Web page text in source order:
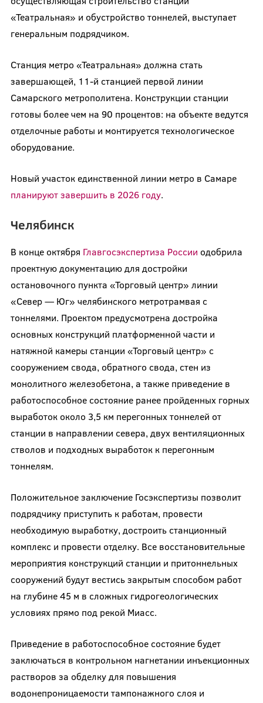
«Театральная» и обустройство тоннелей, выступает
генеральным подрядчиком.
Станция метро «Театральная» должна стать
завершающей, 11-й станцией первой линии
Самарского метрополитена. Конструкции станции
готовы более чем на 90 процентов: на объекте ведутся
отделочные работы и монтируется технологическое
оборудование.
Новый участок единственной линии метро в Самаре
планируют завершить в 2026 году.
Челябинск
В конце октября Главгосэкспертиза России одобрила
проектную документацию для достройки
остановочного пункта «Торговый центр» линии
«Север — Юг» челябинского метротрамвая с
тоннелями. Проектом предусмотрена достройка
основных конструкций платформенной части и
натяжной камеры станции «Торговый центр» с
сооружением свода, обратного свода, стен из
монолитного железобетона, а также приведение в
работоспособное состояние ранее пройденных горных
выработок около 3,5 км перегонных тоннелей от
станции в направлении севера, двух вентиляционных
стволов и подходных выработок к перегонным
тоннелям.
Положительное заключение Госэкспертизы позволит
подрядчику приступить к работам, провести
необходимую выработку, достроить станционный
комплекс и провести отделку. Все восстановительные
мероприятия конструкций станции и притоннельных
сооружений будут вестись закрытым способом работ
на глубине 45 м в сложных гидрогеологических
условиях прямо под рекой Миасс.
Приведение в работоспособное состояние будет
заключаться в контрольном нагнетании инъекционных
растворов за обделку для повышения
водонепроницаемости тампонажного слоя и